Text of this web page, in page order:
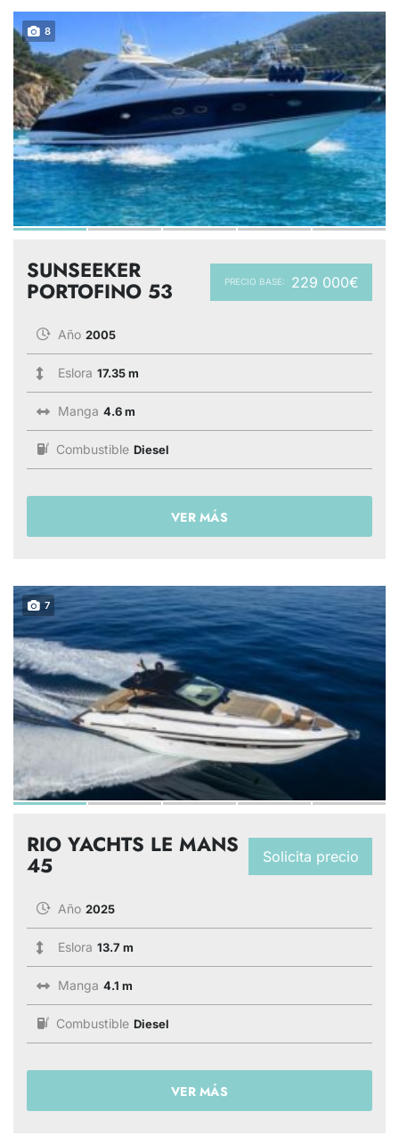
8
PRECIO BASE: 229 000€
SUNSEEKER
PORTOFINO 53
Año 2005
Eslora 17.35 m
Manga 4.6 m
Combustible Diesel
VER MÁS
7
Solicita precio
RIO YACHTS LE MANS
45
Año 2025
Eslora 13.7 m
Manga 4.1 m
Combustible Diesel
VER MÁS